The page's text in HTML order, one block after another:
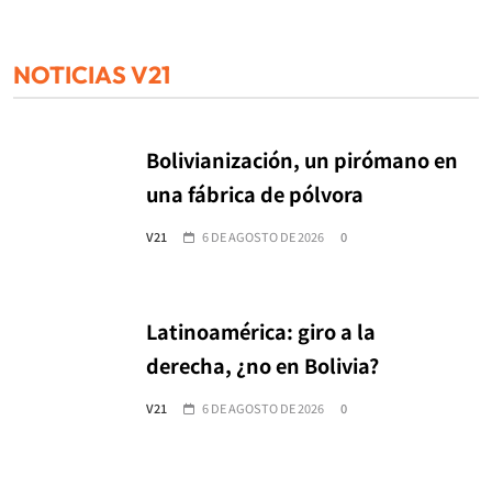
NOTICIAS V21
Bolivianización, un pirómano en
una fábrica de pólvora
V21 6 DE AGOSTO DE 2026 0
Latinoamérica: giro a la
derecha, ¿no en Bolivia?
V21 6 DE AGOSTO DE 2026 0